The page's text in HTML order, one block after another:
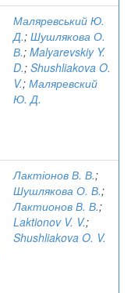
Маляревський Ю.
Д.; Шушлякова О.
В.; Malyarevskiy Y.
D.; Shushliakova O.
V.; Маляревский
Ю. Д.
Лактіонов В. В.;
Шушлякова О. В.;
Лактионов В. В.;
Laktionov V. V.;
Shushliakova O. V.